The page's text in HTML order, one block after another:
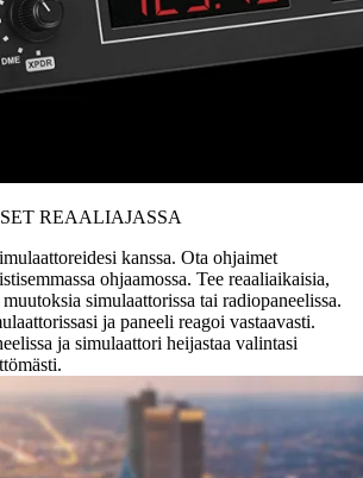
REAALIAJASSA
kanssa. Ota ohjaimet
ohjaamossa. Tee reaaliaikaisia,
simulaattorissa tai radiopaneelissa.
ja paneeli reagoi vastaavasti.
ja simulaattori heijastaa valintasi